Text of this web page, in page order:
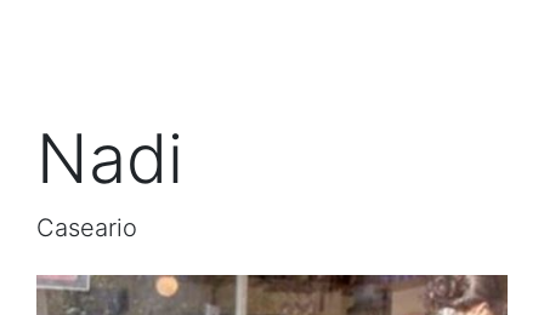
Nadi
Caseario